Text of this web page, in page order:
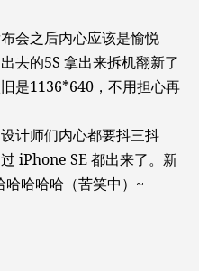
会之后内心应该是愉悦
去的5S 拿出来拆机翻新了
是1136*640，不用担心再
计师们内心都要抖三抖
iPhone SE 都出来了。新
哈哈哈（苦笑中）~